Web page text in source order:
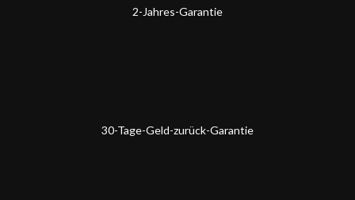
2-Jahres-Garantie
30-Tage-Geld-zurück-Garantie